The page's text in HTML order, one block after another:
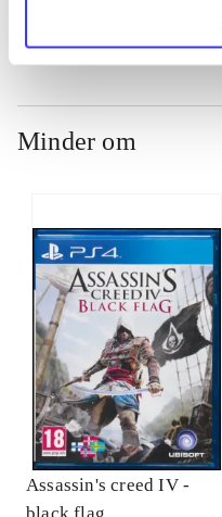
Minder om
Assassin's creed IV -